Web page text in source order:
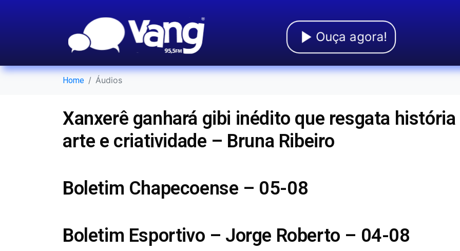
Ouça agora!
Home Áudios
Xanxerê ganhará gibi inédito que resgata
arte e criatividade – Bruna Ribeiro
Boletim Chapecoense – 05-08
Boletim Esportivo – Jorge Roberto – 04-08